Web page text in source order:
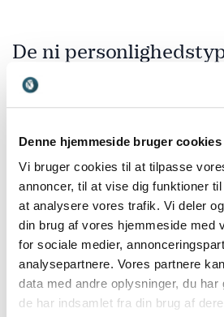
Denne hjemmeside bruger cookies
Vi bruger cookies til at tilpasse
annoncer, til at vise dig funktioner
at analysere vores trafik. Vi deler
din brug af vores hjemmeside med
for sociale medier,
analysepartnere. Vores partnere
data med andre oplysninger, du har
de har indsamlet fra din brug af
De ni
selvindsigt
Enneagrammet giver indsigt i de
udviklingsområder. Vil du forstå
skabe større selvindsigt?
tone giverMichael Groser
Enneagrammet.
Kommunikation,
relationer
Når vi forstår hinandens